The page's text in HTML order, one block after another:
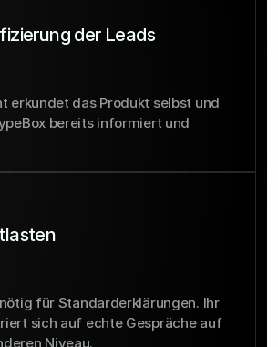
der Leads
erkundet das Produkt selbst und
bereits informiert und
für Standarderklärungen. Ihr
sich auf echte Gespräche auf
Niveau.